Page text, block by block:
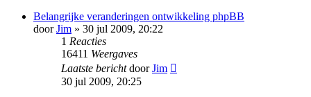
Belangrijke veranderingen ontwikkeling phpBB
doorJim » 30 jul 2009, 20:22
1 Reacties
16411 Weergaves
Laatste berichtdoorJim
30 jul 2009, 20:25